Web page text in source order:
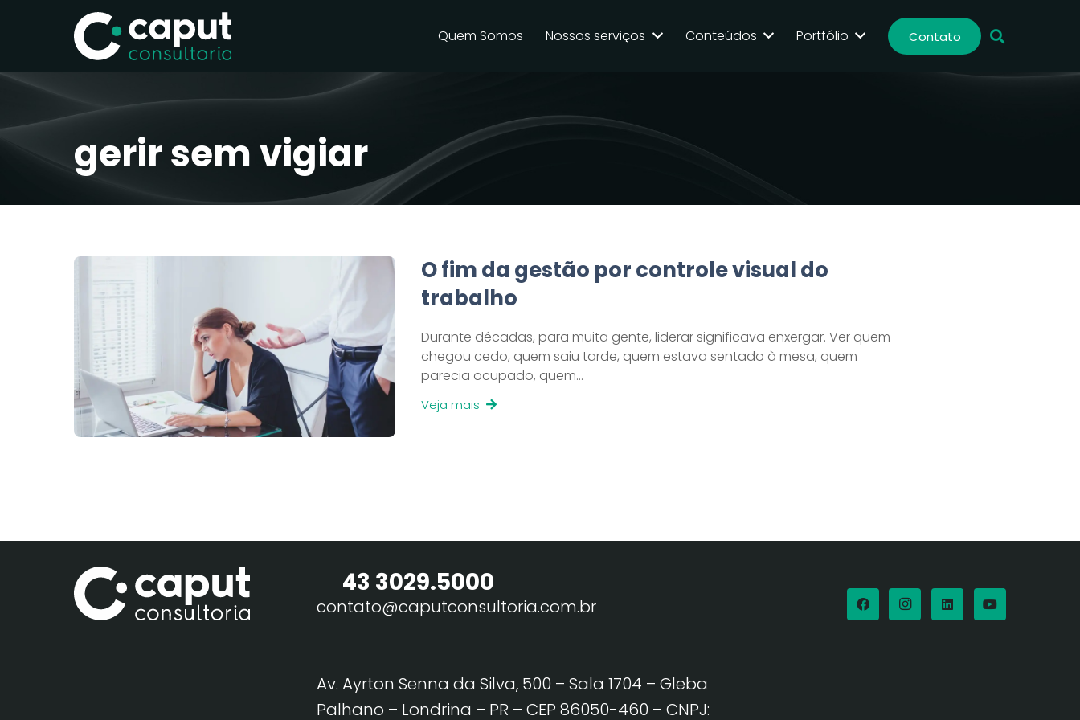
Quem Somos Nossos serviços Conteúdos Portfólio Contato
gerir sem vigiar
O fim da gestão por controle visual do
trabalho
Durante décadas, para muita gente, liderar significava enxergar. Ver quem
chegou cedo, quem saiu tarde, quem estava sentado à mesa, quem
parecia ocupado, quem…
Veja mais
43 3029.5000
contato@caputconsultoria.com.br
Av. Ayrton Senna da Silva, 500 – Sala 1704 – Gleba
Palhano – Londrina – PR – CEP 86050-460 – CNPJ: